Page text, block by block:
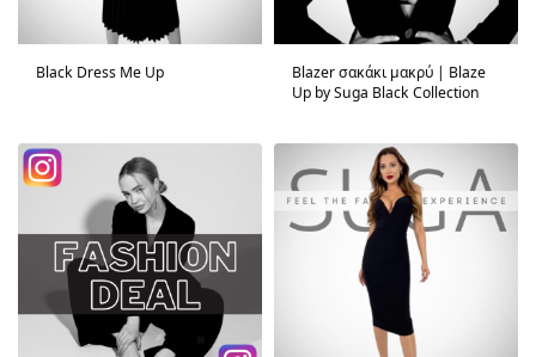
Black Dress Me Up
Blazer σακάκι μακρύ | Blaze
Up by Suga Black Collection